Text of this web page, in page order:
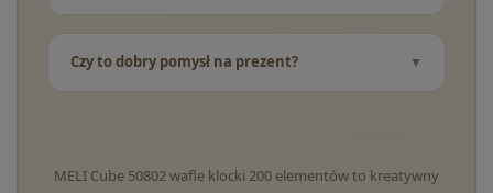
Czy to dobry pomysł na prezent?
MELI Cube 50802 wafle klocki 200 elementów to kreatywny